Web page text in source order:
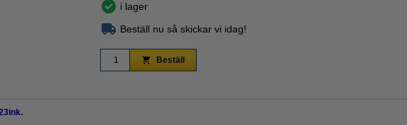
i lager
Beställ nu så skickar vi idag!
Beställ